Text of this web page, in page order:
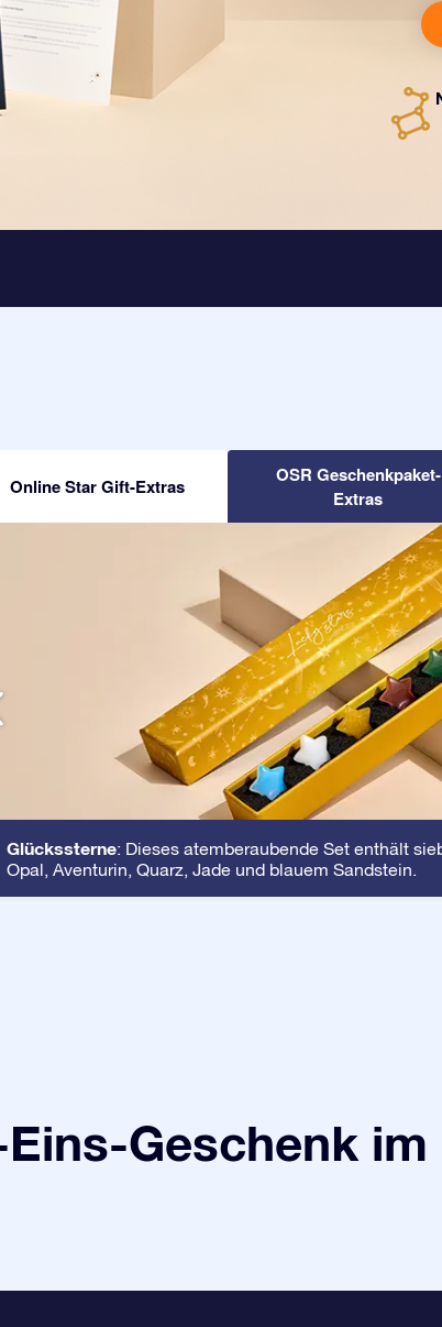
Online Star Gift-Extras
OSR Geschenkpaket-
Extras
Glückssterne: Dieses atemberaubende Set enthält
Opal, Aventurin, Quarz, Jade und blauem Sandstein.
Geschenk